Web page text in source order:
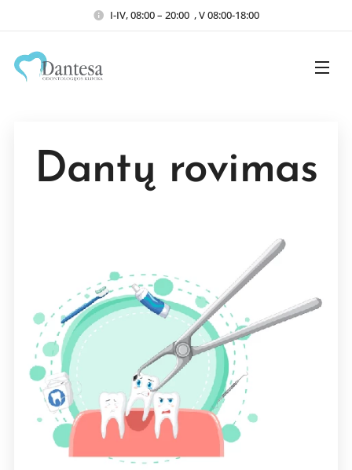
I-IV, 08:00 – 20:00 , V 08:00-18:00
Dantų rovimas